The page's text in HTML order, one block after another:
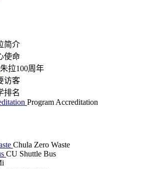
简介
使命
朱拉100周年
访客
排名
Program Accreditation
Chula Zero Waste
CU Shuttle Bus